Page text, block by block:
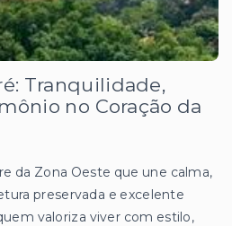
Tranquilidade,
no Coração da
da Zona Oeste que une calma,
preservada e excelente
valoriza viver com estilo,